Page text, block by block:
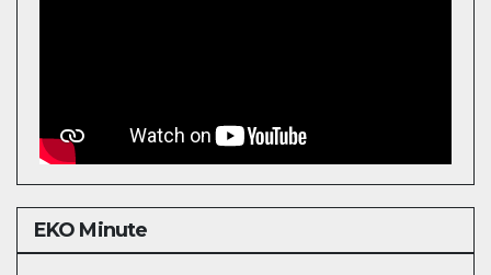
EKO Minute